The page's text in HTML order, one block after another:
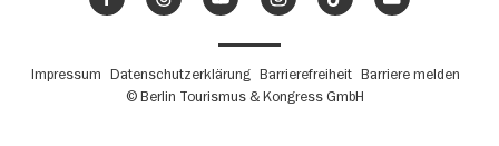
Wir haben den
Trends
Fußbereichsmenü
Impressum Datenschutzerklärung Barrierefreiheit Barriere melden
© Berlin Tourismus & Kongress GmbH